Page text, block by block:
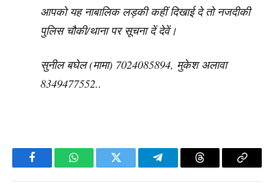
आपको यह नाबालिक लड़की कहीं दिखाई दे तो नजदीकी
पुलिस चौकी/थाना पर सूचना दें देवें।
सुनील बघेल (मामा) 7024085894, मुकेश अलावा
8349477552..
FacebookWhatsAppTwitter TelegramThreads Copy